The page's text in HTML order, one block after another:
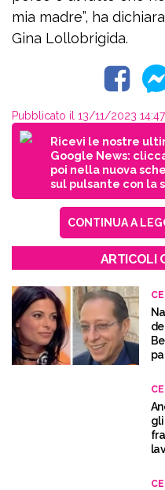
mia madre”, ha
Gina Lollobrigida.
Pubblicato il 13/11/2023 14:47
Ricevi le nostre
Google News: clicca
poi nella nuova
sul pulsante con la
CONTINUA A
ARTICOLI